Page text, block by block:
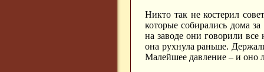
Никто так не костерил
которые собирались дома
на заводе они говорили
она рухнула раньше.
Малейшее давление – и оно